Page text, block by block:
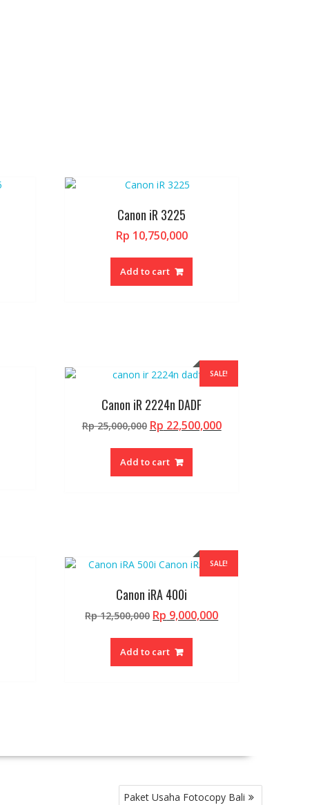
Canon iR 3225
Rp 10,750,000
Add to cart
SALE!
Canon iR 2224n DADF
Rp25,000,000 Original
Rp 25,000,000.
Rp 22,500,000Current
Add to cart
SALE!
Canon iRA 400i
Rp12,500,000 Original
was:
Rp 12,500,000.
Rp 9,000,000Current
Add to cart
Paket Usaha Fotocopy Bali